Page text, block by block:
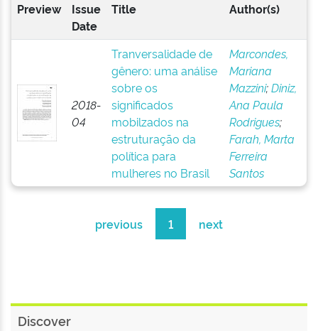
Preview
Issue
Date
Title Author(s)
2018-
04
Tranversalidade de
gênero: uma análise
sobre os
significados
mobilzados na
estruturação da
política para
mulheres no Brasil
Marcondes,
Mariana
Mazzini;Diniz,
Ana Paula
Rodrigues;
Farah, Marta
Ferreira
Santos
previous 1 next
Discover